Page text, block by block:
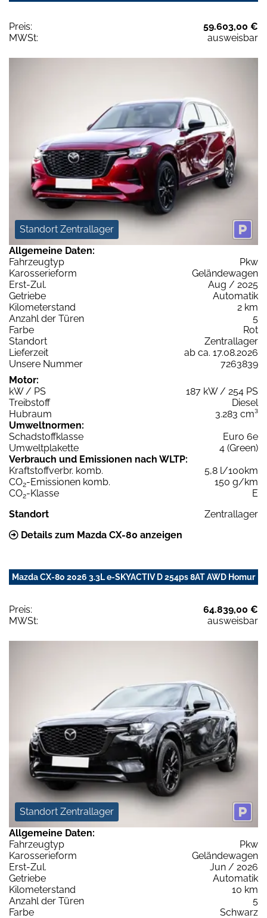
Preis:
59.603,00 €
MWSt:
ausweisbar
Standort Zentrallager
Allgemeine Daten:
Fahrzeugtyp
Pkw
Karosserieform
Geländewagen
Erst-Zul.
Aug / 2025
Getriebe
Automatik
Kilometerstand
2 km
Anzahl der Türen
5
Farbe
Rot
Standort
Zentrallager
Lieferzeit
ab ca. 17.08.2026
Unsere Nummer
7263839
Motor:
kW / PS
187 kW / 254 PS
Treibstoff
Diesel
Hubraum
3.283 cm³
Umweltnormen:
Schadstoffklasse
Euro 6e
Umweltplakette
4 (Green)
Verbrauch und Emissionen nach WLTP:
Kraftstoffverbr. komb.
5,8 l/100km
CO2-Emissionen komb.
150 g/km
CO2-Klasse
E
Standort
Zentrallager
Details zum Mazda CX-80 anzeigen
Mazda CX-80 2026 3.3L e-SKYACTIV D 254ps 8AT AWD Homur
Preis:
64.839,00 €
MWSt:
ausweisbar
Standort Zentrallager
Allgemeine Daten:
Fahrzeugtyp
Pkw
Karosserieform
Geländewagen
Erst-Zul.
Jun / 2026
Getriebe
Automatik
Kilometerstand
10 km
Anzahl der Türen
5
Farbe
Schwarz